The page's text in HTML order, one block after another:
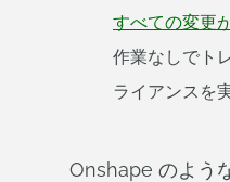
すべての変更
作業なしでト
ライアンスを
Onshape のよう